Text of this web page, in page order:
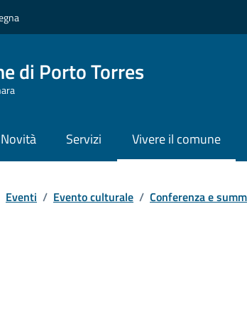
di Porto Torres
Novità Servizi Vivere il comune
Eventi / Evento culturale / Conferenza e